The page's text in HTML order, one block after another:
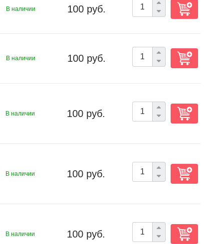
В наличии 100 руб.
В наличии 100 руб.
В наличии 100 руб.
В наличии 100 руб.
В наличии 100 руб.